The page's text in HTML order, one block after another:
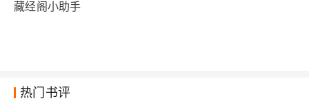
藏经阁小助手
热门书评